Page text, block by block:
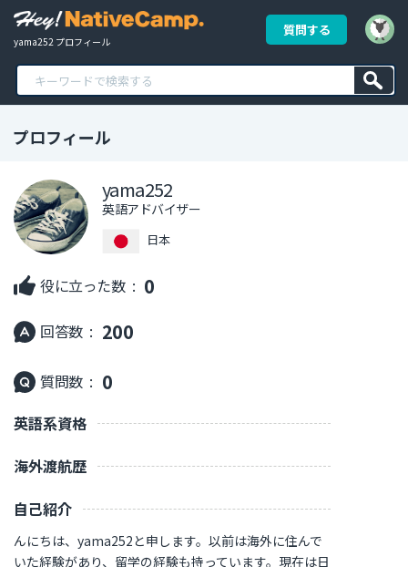
yama252 プロフィール
質問する
プロフィール
yama252
英語アドバイザー
日本
役に立った数 : 0
回答数 : 200
質問数 : 0
英語系資格
海外渡航歴
自己紹介
んにちは、yama252と申します。以前は海外に住んで
いた経験があり、留学の経験も持っています。現在は日